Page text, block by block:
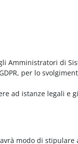
Amministratori di
per lo
ad istanze legali e
modo di